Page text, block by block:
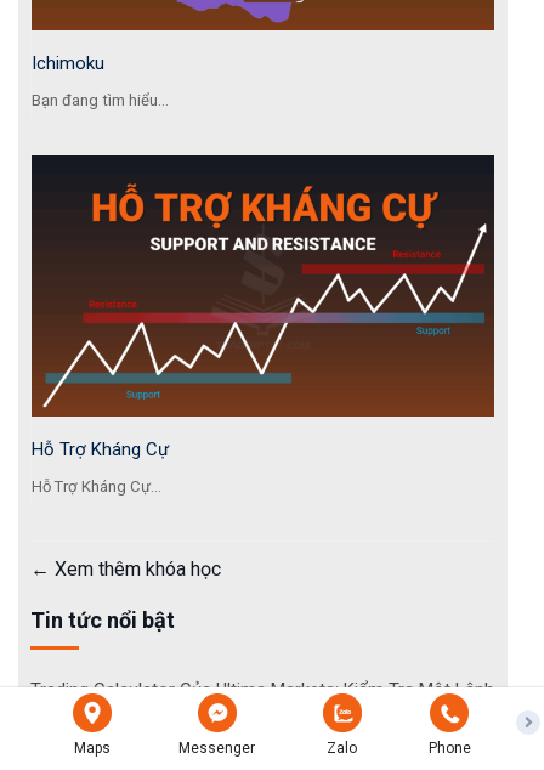
Ichimoku
Bạn đang tìm hiểu...
Hỗ Trợ Kháng Cự
Hỗ Trợ Kháng Cự...
Xem thêm khóa học
Tin tức nổi bật
Trading Calculator Của Ultima Markets: Kiểm Tra Một Lệnh
Trước Khi Giao Dịch
Maps Messenger Zalo Phone